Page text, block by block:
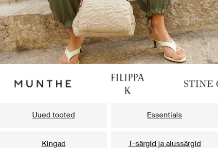
Uued tooted Essentials
Kingad T-särgid ja alussärgid